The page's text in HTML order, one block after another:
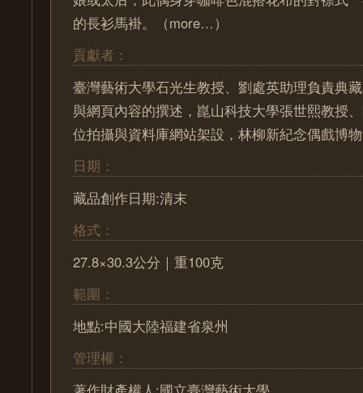
的長衫馬褂。（more…）
貢獻者：
臺灣藝術大學石光生教授、劉處英助理負責典
與網頁內容的撰述，崑山科技大學張世熙教授
位拍攝與資料庫網站架設，林柳新紀念偶戲博
日期：
藏品創作日期:清末
格式：
27.8×30.3公分｜重100克
範圍：
地點:中國大陸福建省泉州
管理權：